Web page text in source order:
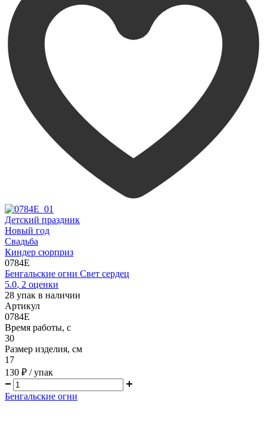
Детский праздник
Новый год
Свадьба
Киндер сюрприз
0784E
Бенгальские огни Свет сердец
5.0, 2 оценки
28 упак в наличии
Артикул
0784E
Время работы, с
30
Размер изделия, см
17
130 ₽ / упак
Бенгальские огни